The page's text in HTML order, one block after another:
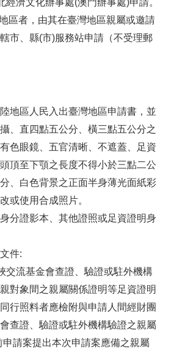
區者，由其在臺灣地區親屬或邀請
市、縣(市)服務站申請（不受理郵
地區人民入出臺灣地區申請書，並
、直四點五公分、橫三點五公分之
色眼鏡、五官清晰、不遮蓋、足資
頂至下顎之長度不得小於三點二公
、白色背景之正面半身薄光面紙彩
或使用合成照片。
分證影本、其他證照或足資證明身
件:
交流基金會查證、驗證或駐外機構
對象間之親屬關係證明等足資證明
行照料者應檢附與申請人間經財團
查證、驗證或駐外機構驗證之親屬
申請案提出本次申請案應備之親屬